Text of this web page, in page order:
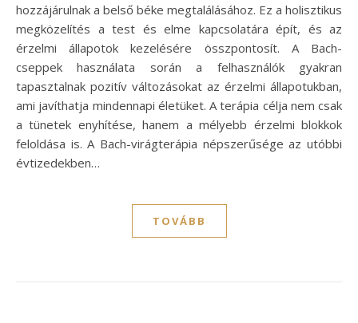
hozzájárulnak a belső béke megtalálásához. Ez a holisztikus
megközelítés a test és elme kapcsolatára épít, és az
érzelmi állapotok kezelésére összpontosít. A Bach-
cseppek használata során a felhasználók gyakran
tapasztalnak pozitív változásokat az érzelmi állapotukban,
ami javíthatja mindennapi életüket. A terápia célja nem csak
a tünetek enyhítése, hanem a mélyebb érzelmi blokkok
feloldása is. A Bach-virágterápia népszerűsége az utóbbi
évtizedekben…
TOVÁBB